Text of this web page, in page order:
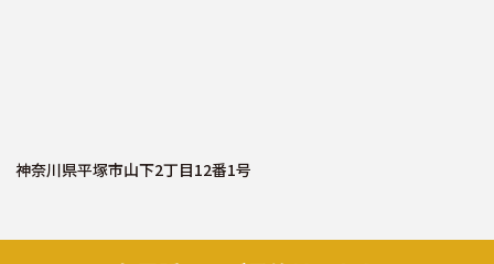
神奈川県平塚市山下2丁目12番1号